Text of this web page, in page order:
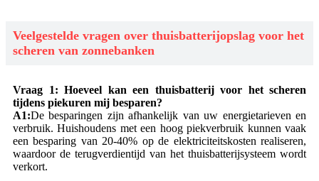
Veelgestelde vragen over thuisbatterijopslag voor het
scheren van zonnebanken
Vraag 1: Hoeveel kan een thuisbatterij voor het scheren
tijdens piekuren mij besparen?
A1:De besparingen zijn afhankelijk van uw energietarieven en
verbruik. Huishoudens met een hoog piekverbruik kunnen vaak
een besparing van 20-40% op de elektriciteitskosten realiseren,
waardoor de terugverdientijd van het thuisbatterijsysteem wordt
verkort.